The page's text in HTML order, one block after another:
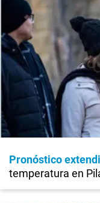
Pronóstico
temperatura en